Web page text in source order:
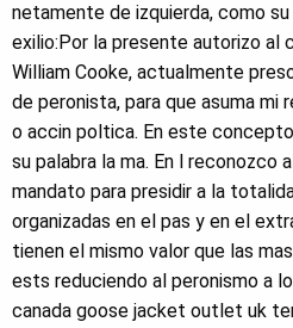
netamente de izquierda, como
exilio:Por la presente autorizo al
William Cooke, actualmente
de peronista, para que asuma
o accin poltica. En este
su palabra la ma. En l reconozco
mandato para presidir a la
organizadas en el pas y en el
tienen el mismo valor que las
ests reduciendo al peronismo a
canada goose jacket outlet uk